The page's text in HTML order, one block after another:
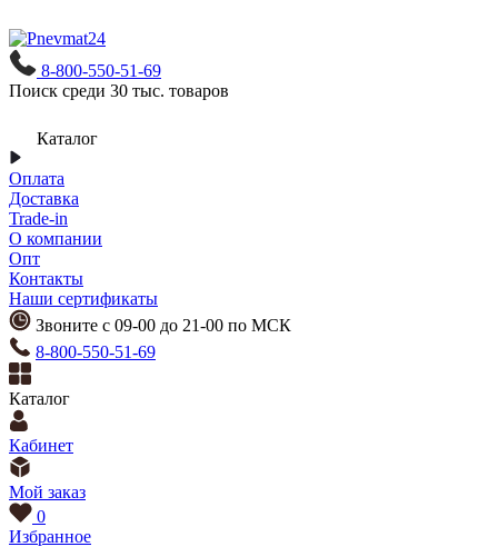
8-800-550-51-69
Поиск среди 30 тыс. товаров
Каталог
Оплата
Доставка
Trade-in
О компании
Опт
Контакты
Наши сертификаты
Звоните с 09-00 до 21-00 по МСК
8-800-550-51-69
Каталог
Кабинет
Мой заказ
0
Избранное